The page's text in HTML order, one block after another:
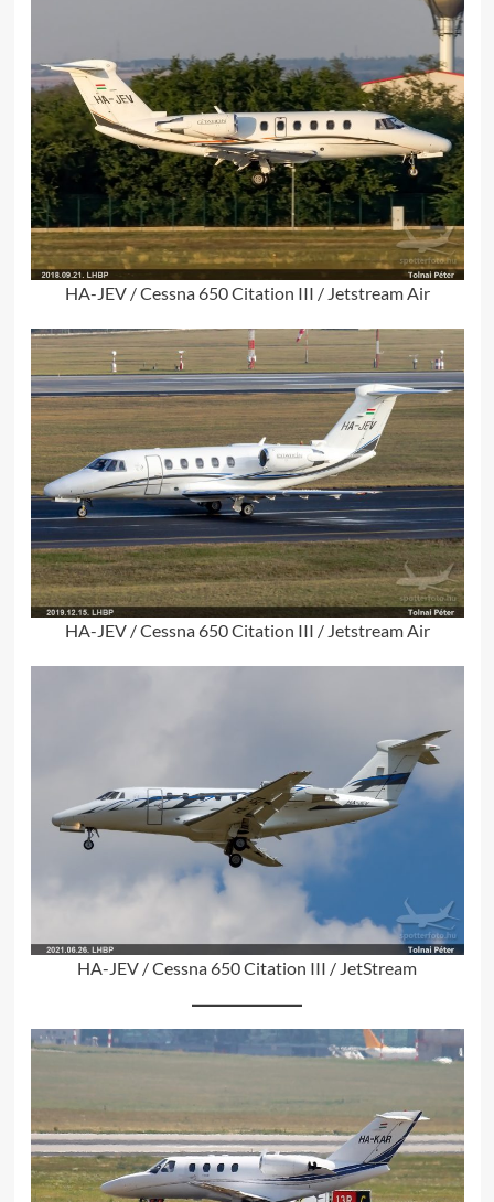
HA-JEV / Cessna 650 Citation III / Jetstream Air
HA-JEV / Cessna 650 Citation III / Jetstream Air
HA-JEV / Cessna 650 Citation III / JetStream